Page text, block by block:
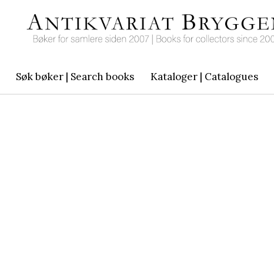
Søk bøker | Search books Kataloger | Catalogues